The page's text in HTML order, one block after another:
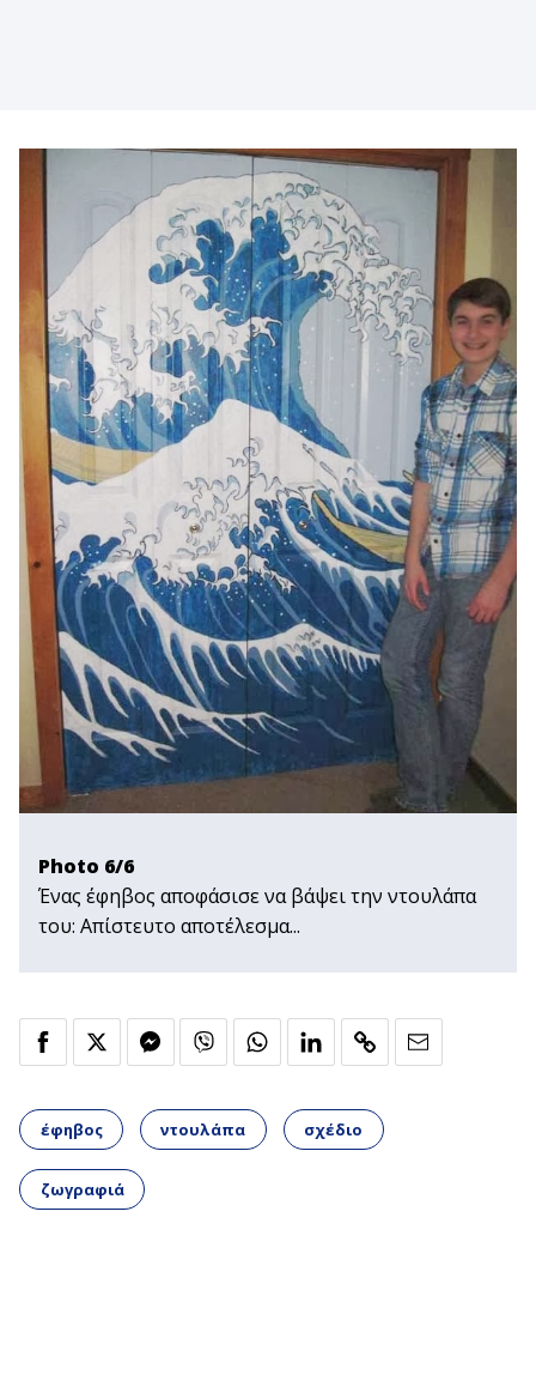
Photo 6/6
Ένας έφηβος αποφάσισε να βάψει την ντουλάπα
του: Απίστευτο αποτέλεσμα...
έφηβος ντουλάπα σχέδιο
ζωγραφιά